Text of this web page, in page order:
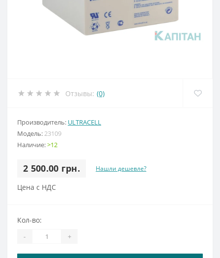
Отзывы: (0)
Производитель: ULTRACELL
Модель:23109
Наличие:>12
2 500.00 грн. Нашли дешевле?
Цена с НДС
Кол-во:
- +